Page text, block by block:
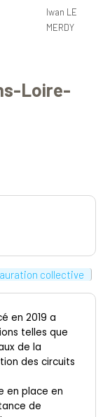
Iwan LE
MERDY
Loire-
collective
en 2019 a
telles que
de la
des circuits
en place en
de